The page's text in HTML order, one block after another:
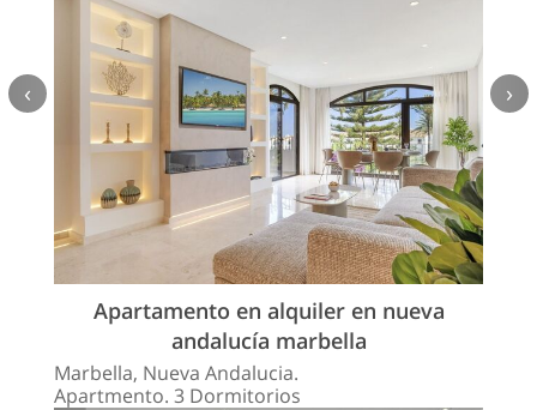
Apartamento en alquiler en nueva
andalucía marbella
Marbella, Nueva Andalucia.
Apartmento. 3 Dormitorios
‹ ›